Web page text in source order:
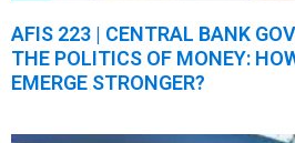
AFIS 223 | CENTRAL BANK
THE POLITICS OF MONEY:
EMERGE STRONGER?